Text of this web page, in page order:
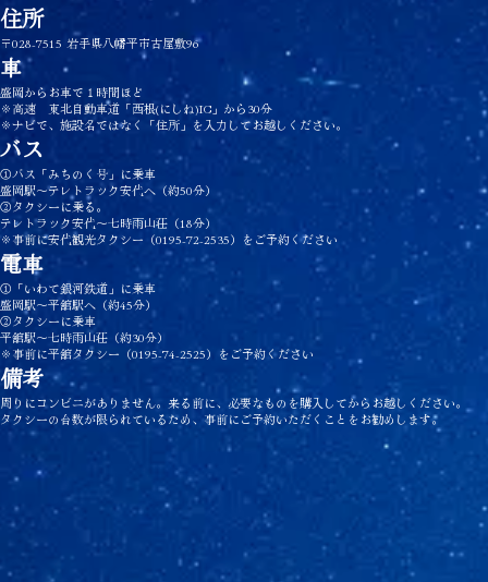
住所
〒028-7515 岩手県八幡平市古屋敷96
車
盛岡からお車で１時間ほど
※高速 東北自動車道「西根(にしね)IC」から30分
※ナビで、施設名ではなく「住所」を入力してお越しください。
バス
①バス「みちのく号」に乗車
盛岡駅〜テレトラック安代へ（約50分）
②タクシーに乗る。
テレトラック安代〜七時雨山荘（18分）
※事前に安代観光タクシー（0195-72-2535）をご予約ください
電車
①「いわて銀河鉄道」に乗車
盛岡駅〜平舘駅へ（約45分）
②タクシーに乗車
平舘駅〜七時雨山荘（約30分）
※事前に平舘タクシー（0195-74-2525）をご予約ください
備考
周りにコンビニがありません。来る前に、必要なものを購入してからお越しください。
タクシーの台数が限られているため、事前にご予約いただくことをお勧めします。